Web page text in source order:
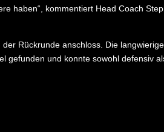
haben“, kommentiert Head Coach
Rückrunde anschloss. Die
gefunden und konnte sowohl defensiv